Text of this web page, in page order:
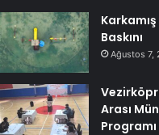
Baskını
Ağustos 7,
Arası
Programı